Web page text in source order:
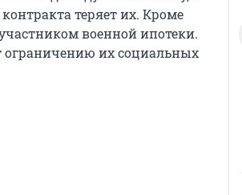
теряет их. Кроме
военной ипотеки.
ограничению их социальных